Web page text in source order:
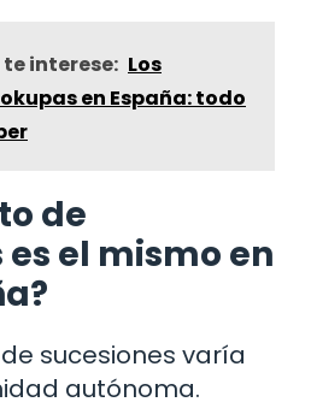
interese: Los
en España: todo
de
el mismo en
sucesiones varía
autónoma.